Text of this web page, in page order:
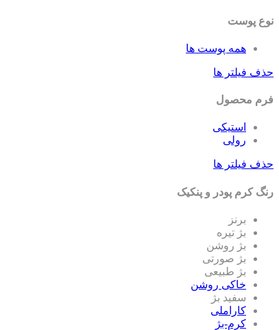
نوع پوست
همه پوست ها
حذف فیلتر ها
فرم محصول
استیکی
رولی
حذف فیلتر ها
رنگ کرم پودر و پنکیک
برنز
بژ تیره
بژ روشن
بژ صورتی
بژ طبیعی
خاکی روشن
سفید بژ
کاراملی
کرم-بژ